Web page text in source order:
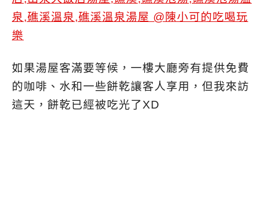
如果湯屋客滿要等候，一樓大廳旁有提供免費
的咖啡、水和一些餅乾讓客人享用，但我來訪
這天，餅乾已經被吃光了XD